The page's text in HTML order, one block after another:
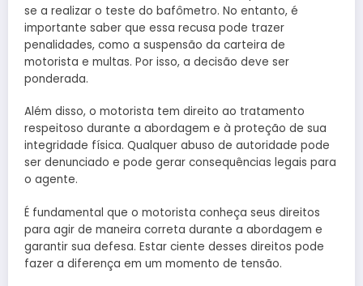
se a realizar o teste do bafômetro. No entanto, é
importante saber que essa recusa pode trazer
penalidades, como a suspensão da carteira de
motorista e multas. Por isso, a decisão deve ser
ponderada.
Além disso, o motorista tem direito ao tratamento
respeitoso durante a abordagem e à proteção de sua
integridade física. Qualquer abuso de autoridade pode
ser denunciado e pode gerar consequências legais para
o agente.
É fundamental que o motorista conheça seus direitos
para agir de maneira correta durante a abordagem e
garantir sua defesa. Estar ciente desses direitos pode
fazer a diferença em um momento de tensão.